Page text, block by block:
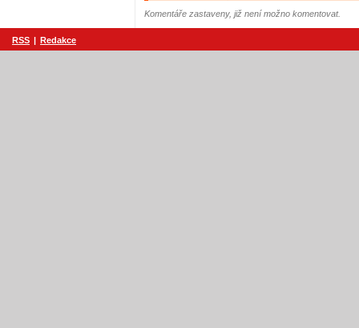
Komentáře zastaveny, již není možno komentovat.
RSS | Redakce